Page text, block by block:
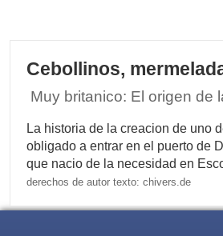
Cebollinos,
Muy britanico: El origen de
La historia de la creacion de uno
obligado a entrar en el puerto de
que nacio de la necesidad en
derechos de autor texto: chivers.de